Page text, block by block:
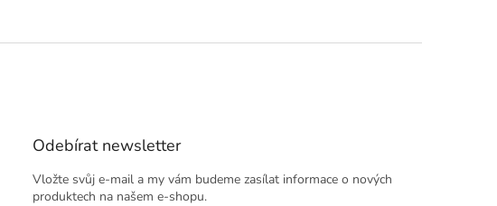
Odebírat newsletter
Vložte svůj e-mail a my vám budeme zasílat informace o nových
produktech na našem e-shopu.